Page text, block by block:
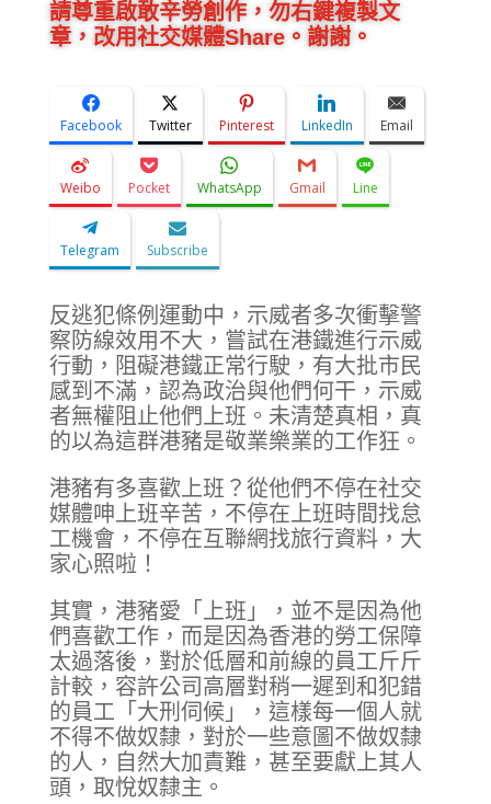
請尊重啟敢辛勞創作，勿右鍵複製文
章，改用社交媒體Share。謝謝。
Facebook Twitter Pinterest LinkedIn Email
Weibo Pocket WhatsApp Gmail Line
Telegram Subscribe
反逃犯條例運動中，示威者多次衝擊警
察防線效用不大，嘗試在港鐵進行示威
行動，阻礙港鐵正常行駛，有大批市民
感到不滿，認為政治與他們何干，示威
者無權阻止他們上班。未清楚真相，真
的以為這群港豬是敬業樂業的工作狂。
港豬有多喜歡上班？從他們不停在社交
媒體呻上班辛苦，不停在上班時間找怠
工機會，不停在互聯網找旅行資料，大
家心照啦！
其實，港豬愛「上班」，並不是因為他
們喜歡工作，而是因為香港的勞工保障
太過落後，對於低層和前線的員工斤斤
計較，容許公司高層對稍一遲到和犯錯
的員工「大刑伺候」，這樣每一個人就
不得不做奴隸，對於一些意圖不做奴隸
的人，自然大加責難，甚至要獻上其人
頭，取悅奴隸主。